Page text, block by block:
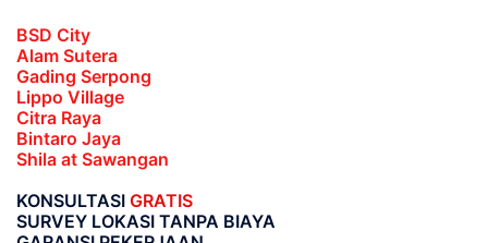
BSD City
Alam Sutera
Gading Serpong
Lippo Village
Citra Raya
Bintaro Jaya
Shila at Sawangan
KONSULTASI GRATIS
SURVEY LOKASI TANPA BIAYA